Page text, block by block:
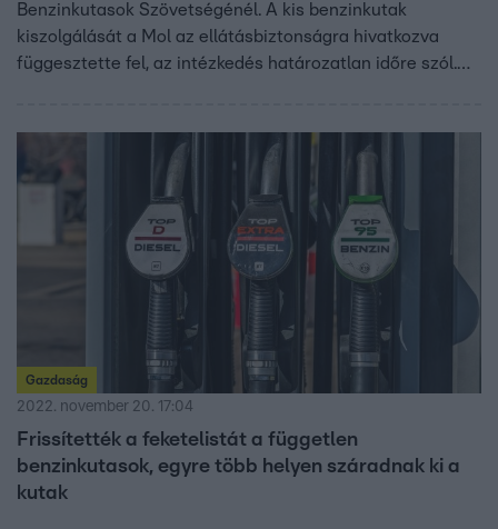
Benzinkutasok Szövetségénél. A kis benzinkutak
kiszolgálását a Mol az ellátásbiztonságra hivatkozva
függesztette fel, az intézkedés határozatlan időre szól.
üzemel, mert a tervezettnél jobban elhúzódik egy
karbantartás. Az rtl.hu-nak nyilatkozó elemző szerint
tetézi a bajt, hogy a kieső üzemanyagmennyiséget
importból sem lehet fedezni, mert az ársapka miatt leállt
Gazdaság
2022. november 20. 17:04
Frissítették a feketelistát a független
benzinkutasok, egyre több helyen száradnak ki a
kutak